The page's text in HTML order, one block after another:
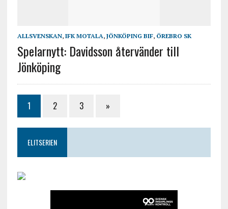
ALLSVENSKAN, IFK MOTALA, JÖNKÖPING BIF, ÖREBRO SK
Spelarnytt: Davidsson återvänder till
Jönköping
1 2 3 »
ELITSERIEN